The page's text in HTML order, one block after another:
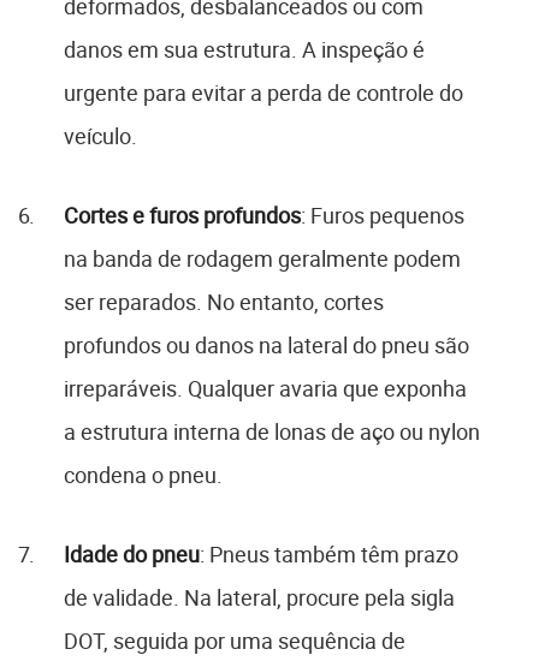
danos em sua estrutura. A inspeção é
urgente para evitar a perda de controle do
veículo.
Cortes e furos profundos: Furos pequenos
na banda de rodagem geralmente podem
ser reparados. No entanto, cortes
profundos ou danos na lateral do pneu são
irreparáveis. Qualquer avaria que exponha
a estrutura interna de lonas de aço ou nylon
condena o pneu.
Idade do pneu: Pneus também têm prazo
de validade. Na lateral, procure pela sigla
DOT, seguida por uma sequência de